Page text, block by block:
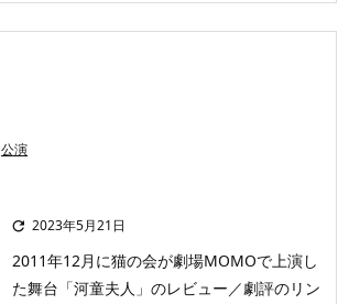
公演
 2023年5月21日
2011年12月に猫の会が劇場MOMOで上演し
た舞台「河童夫人」のレビュー／劇評のリン